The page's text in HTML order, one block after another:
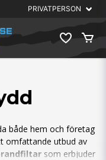
både hem och företag
omfattande utbud av
som erbjuder